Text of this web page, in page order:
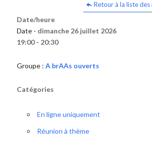
Retour à la liste des
Date/heure
Date - dimanche 26 juillet 2026
19:00 - 20:30
Groupe : A brAAs ouverts
Catégories
En ligne uniquement
Réunion à thème